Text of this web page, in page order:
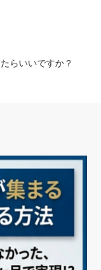
らいいですか？